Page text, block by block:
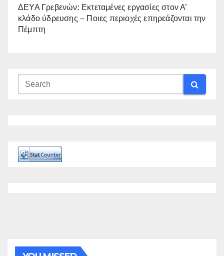
ΔΕΥΑ Γρεβενών: Εκτεταμένες εργασίες στον Α’
κλάδο ύδρευσης – Ποιες περιοχές επηρεάζονται την
Πέμπτη